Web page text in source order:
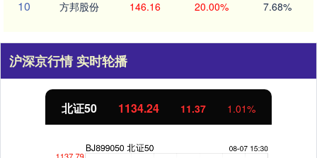
10 方邦股份 146.16 20.00% 7.68%
沪深京行情 实时轮播
北证50 1134.24 11.37 1.01%